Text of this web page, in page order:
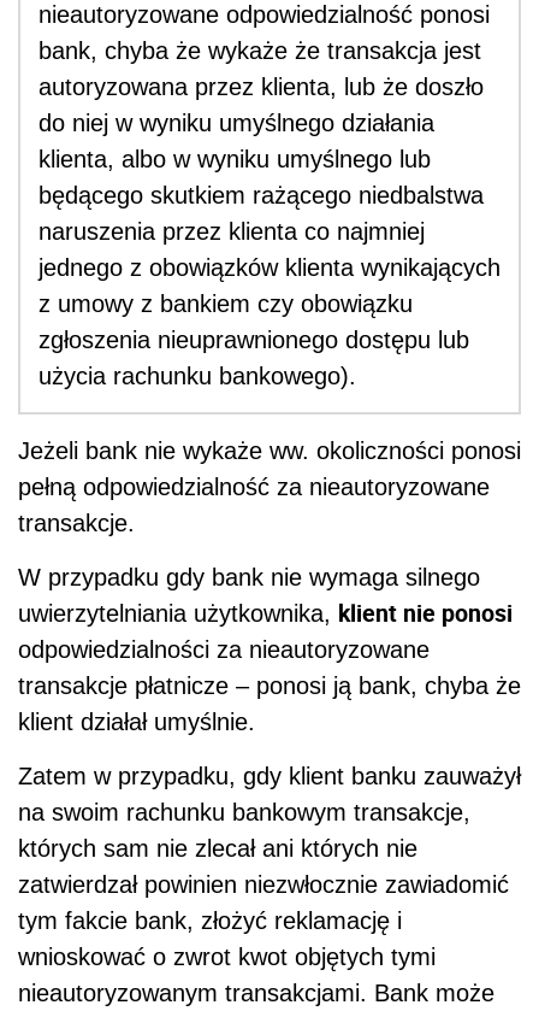
nieautoryzowane odpowiedzialność ponosi
bank, chyba że wykaże że transakcja jest
autoryzowana przez klienta, lub że doszło
do niej w wyniku umyślnego działania
klienta, albo w wyniku umyślnego lub
będącego skutkiem rażącego niedbalstwa
naruszenia przez klienta co najmniej
jednego z obowiązków klienta wynikających
z umowy z bankiem czy obowiązku
zgłoszenia nieuprawnionego dostępu lub
użycia rachunku bankowego).
Jeżeli bank nie wykaże ww. okoliczności ponosi
pełną odpowiedzialność za nieautoryzowane
transakcje.
W przypadku gdy bank nie wymaga silnego
uwierzytelniania użytkownika, klient nie ponosi
odpowiedzialności za nieautoryzowane
transakcje płatnicze – ponosi ją bank, chyba że
klient działał umyślnie.
Zatem w przypadku, gdy klient banku zauważył
na swoim rachunku bankowym transakcje,
których sam nie zlecał ani których nie
zatwierdzał powinien niezwłocznie zawiadomić
tym fakcie bank, złożyć reklamację i
wnioskować o zwrot kwot objętych tymi
nieautoryzowanym transakcjami. Bank może